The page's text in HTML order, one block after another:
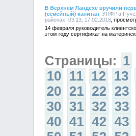
В Верхнем Ландехе вручили
(семейный) капитал , УПФР в
районах, 03:13, 17.02.2018
14 февраля руководитель
этом году сертификат на
Страницы: 1
10 11 12 13
20 21 22 23
30 31 32 33
40 41 42 43